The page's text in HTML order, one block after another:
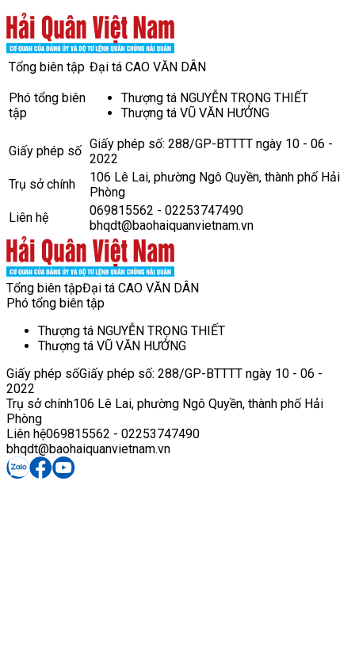
Tổng biên tập Đại tá CAO VĂN DÂN
Phó tổng biên
tập
Thượng tá NGUYỄN TRỌNG THIẾT
Thượng tá VŨ VĂN HƯỞNG
Giấy phép số Giấy phép số: 288/GP-BTTTT ngày 10 - 06 -
2022
Trụ sở chính
106 Lê Lai, phường Ngô Quyền, thành phố Hải
Phòng
Liên hệ
069815562 - 02253747490
bhqdt@baohaiquanvietnam.vn
Tổng biên tậpĐại tá CAO VĂN DÂN
Phó tổng biên tập
Thượng tá NGUYỄN TRỌNG THIẾT
Thượng tá VŨ VĂN HƯỞNG
Giấy phép sốGiấy phép số: 288/GP-BTTTT ngày 10 - 06 -
2022
Trụ sở chính106 Lê Lai, phường Ngô Quyền, thành phố Hải
Phòng
Liên hệ069815562 - 02253747490
bhqdt@baohaiquanvietnam.vn